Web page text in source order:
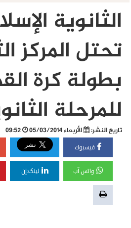
الثانوية
تحتل المركز
بطولة كرة
للمرحلة
تاريخ النشر: الأربعاء 05/03/2014
فيسبوك
واتس آب لينكدإن